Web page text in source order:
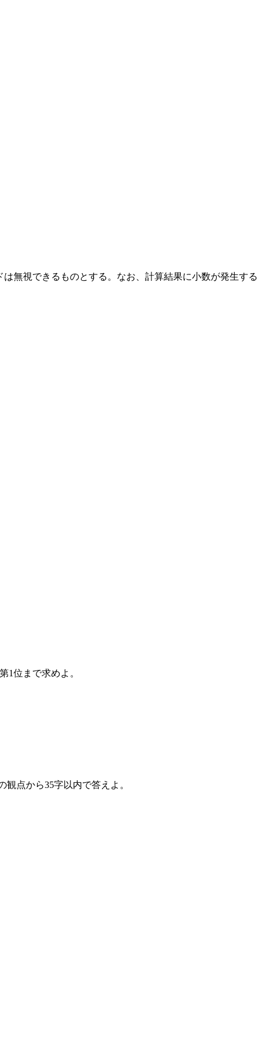
無視できるものとする。なお、計算結果に小数が発生する
1位まで求めよ。
点から35字以内で答えよ。